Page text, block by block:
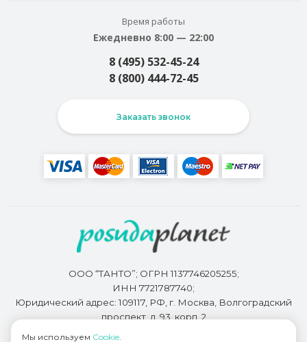
Время работы
Ежедневно 8:00 — 22:00
8 (495) 532-45-24
8 (800) 444-72-45
Заказать звонок
ООО “ТАНТО”; ОГРН 1137746205255;
ИНН 7721787740;
Юридический адрес: 109117, РФ, г. Москва, Волгоградский
проспект, д. 93, корп. 2
Мы используем Cookie.